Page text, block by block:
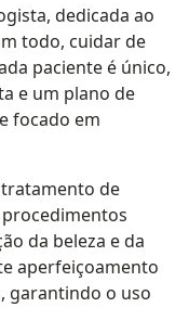
dedicada ao
todo, cuidar de
paciente é único,
e um plano de
focado em
de
da beleza e da
aperfeiçoamento
garantindo o uso